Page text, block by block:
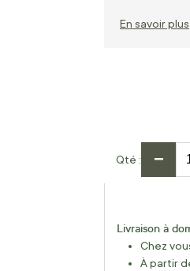
En savoir plus
Qté −
Livraison à
Chez
À partir